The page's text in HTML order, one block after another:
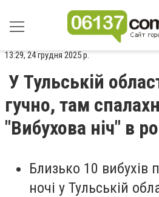
13:29, 24 грудня 2025 р.
У Тульській
гучно, там
"Вибухова ніч" в
Близько 10 вибухів
ночі у Тульській